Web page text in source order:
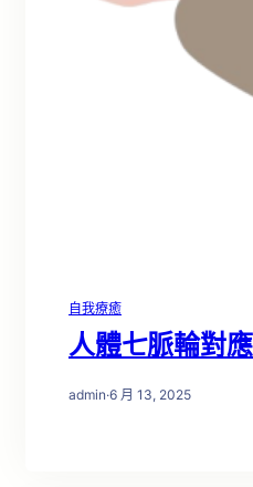
自我療癒
人體七脈輪對
admin·6 月 13, 2025